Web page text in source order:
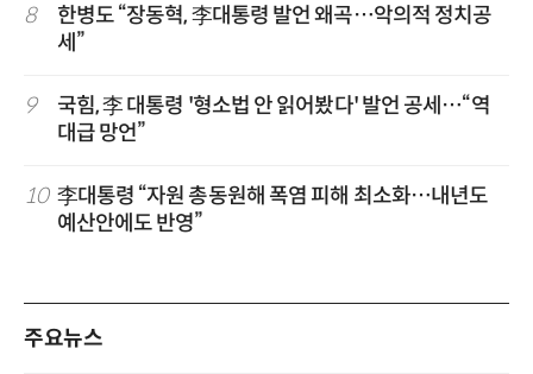
8
한병도 “장동혁, 李대통령 발언 왜곡…악의적 정치공
세”
9
국힘, 李 대통령 '형소법 안 읽어봤다' 발언 공세…“역
대급 망언”
10 李대통령 “자원 총동원해 폭염 피해 최소화…내년도
예산안에도 반영”
주요뉴스